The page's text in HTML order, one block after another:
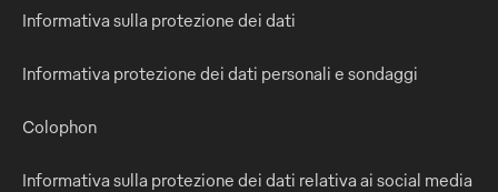
Informativa sulla protezione dei dati
Informativa protezione dei dati personali e sondaggi
Colophon
Informativa sulla protezione dei dati relativa ai social media